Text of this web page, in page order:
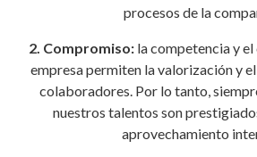
procesos de la
2. Compromiso: la competencia y
empresa permiten la valorización y
colaboradores. Por lo tanto,
nuestros talentos son
aprovechamiento